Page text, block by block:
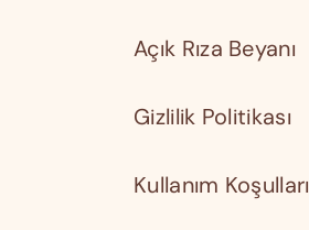
Açık Rıza Beyanı
Gizlilik Politikası
Kullanım Koşulları